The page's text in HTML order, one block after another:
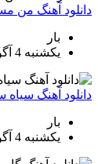
دانلود آهنگ من مسم
بار
یکشنبه 4 آگوست 2024
دانلود آهنگ سیاه
بار
یکشنبه 4 آگوست 2024